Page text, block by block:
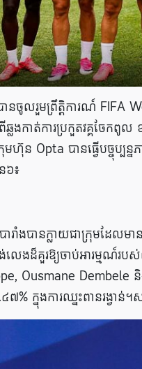
ចូល​រួម​ព្រឹត្តិការណ៍ FIFA
ប់ពីឆ្លងកាត់ការប្រកួតវគ្គច
មហ៊ុន Opta បាន​ធ្វើ​បច្ចុប្
៦៖
ងបានក្លាយជាក្រុមដែលមាន
ង់លេងដ៏គួរឱ្យចាប់អារម្មណ៍
Ousmane Dembele
ក្នុងការឈ្នះពានរង្វាន់។